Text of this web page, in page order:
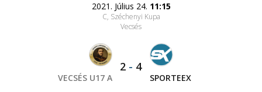
2021. Július 24. 11:15
C, Széchenyi Kupa
Vecsés
VECSÉS U17 A
2 - 4
SPORTEEX